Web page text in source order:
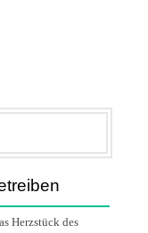
Herzstück des